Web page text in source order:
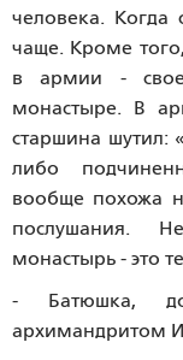
человека. Когда
чаще. Кроме
в армии -
монастыре. В
старшина шутил:
либо
вообще похожа
послушания.
монастырь - это
- Батюшка,
архимандритом